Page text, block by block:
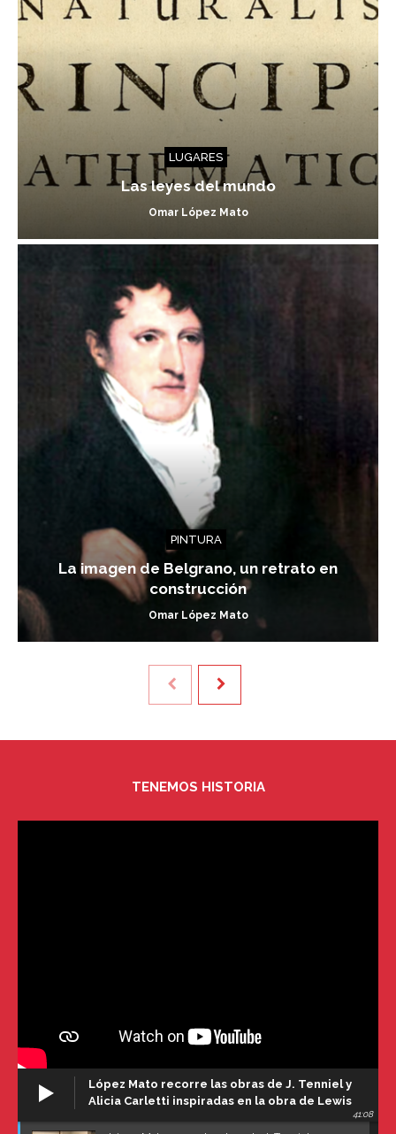
LUGARES
Las leyes del mundo
Omar López Mato
PINTURA
La imagen de Belgrano, un retrato en
construcción
Omar López Mato
TENEMOS HISTORIA
López Mato recorre las obras de J. Tenniel y
Alicia Carletti inspiradas en la obra de Lewis
41:08